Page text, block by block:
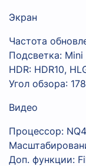
Экран
Частота
Подсветка: Mini
HDR: HDR10,
Угол обзора:
Видео
Процессор:
Доп. функции: